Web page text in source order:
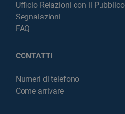
Ufficio Relazioni con il Pubblico
Segnalazioni
FAQ
CONTATTI
Numeri di telefono
Come arrivare